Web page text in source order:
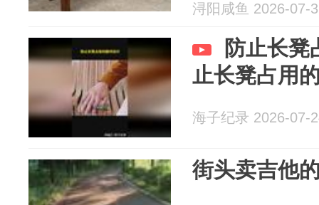
浔阳咸鱼 2026-07-
防止长凳
止长凳占用
海子纪录 2026-07-
街头卖吉他